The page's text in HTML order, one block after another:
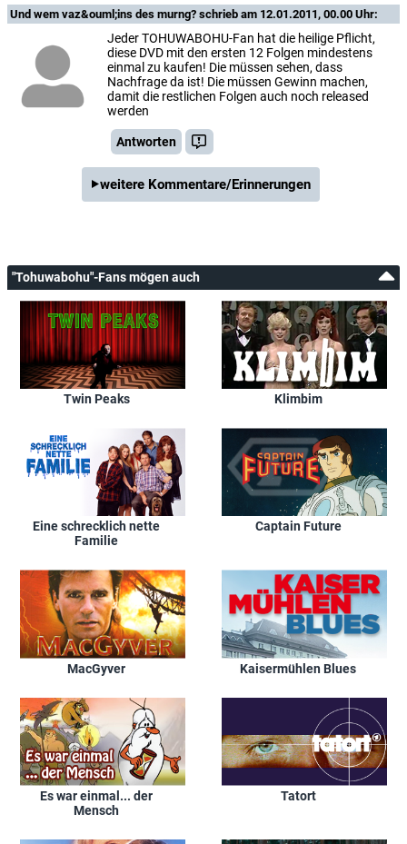
Und wem vaz&ouml;ins des murng? schrieb am 12.01.2011, 00.00 Uhr:
Jeder TOHUWABOHU-Fan hat die heilige Pflicht,
diese DVD mit den ersten 12 Folgen mindestens
einmal zu kaufen! Die müssen sehen, dass
Nachfrage da ist! Die müssen Gewinn machen,
damit die restlichen Folgen auch noch released
werden
Antworten
weitere Kommentare/Erinnerungen
"Tohuwabohu"-Fans mögen auch
Twin Peaks Klimbim
Eine schrecklich nette
Familie
Captain Future
MacGyver Kaisermühlen Blues
Es war einmal... der
Mensch
Tatort